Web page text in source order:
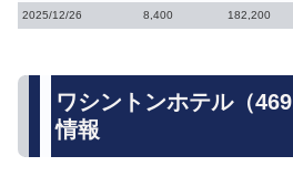
2025/12/26 8,400 182,200
ワシントンホテル（
情報